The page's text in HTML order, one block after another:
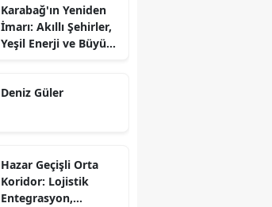
Karabağ'ın Yeniden
İmarı: Akıllı Şehirler,
Yeşil Enerji ve Büyük
Sürdürülebilir
Deniz Güler
Hazar Geçişli Orta
Koridor: Lojistik
Entegrasyon,